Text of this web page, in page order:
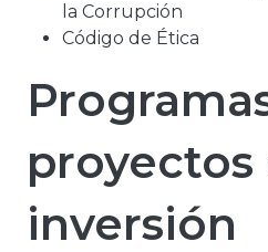
la Corrupción
Código de Ética
proyectos
inversión